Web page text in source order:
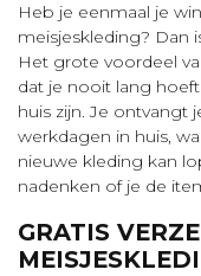
Heb je eenmaal je
meisjeskleding? Dan
Het grote voordeel
dat je nooit lang
huis zijn. Je ontvangt
werkdagen in huis,
nieuwe kleding kan
nadenken of je de
GRATIS